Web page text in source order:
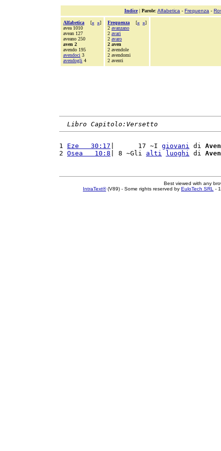
Indice| Parole: Alfabetica - Frequenza -
Alfabetica [« »]
avea 1010
avean 127
aveano 250
aven 2
avendo 195
avendoci 3
avendogli 4
Frequenza [« »]
2 avanzano
2 avari
2 avaro
2 aven
2 avendole
2 avendomi
2 aventi
Libro Capitolo:Versetto
1 Eze   30:17 |      17 ~I giovani di Aven
2 Osea   10:8 | 8 ~Gli alti luoghi di Aven
Best viewed with any
IntraText®(V89) - Some rights reserved by EuloTech SRL -